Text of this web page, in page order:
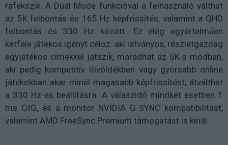
ráfekszik. A Dual Mode funkcióval a felhasználó válthat
az 5K felbontás és 165 Hz képfrissítés, valamint a QHD
felbontás és 330 Hz között. Ez elég egyértelműen
kétféle játékos igényt céloz: aki látványos, részletgazdag
egyjátékos címekkel játszik, maradhat az 5K-s módban,
aki pedig kompetitív lövöldékben vagy gyorsabb online
játékokban akar minél magasabb képfrissítést, átválthat
a 330 Hz-es beállításra. A válaszidő mindkét esetben 1
ms GtG, és a monitor NVIDIA G-SYNC kompatibilitást,
valamint AMD FreeSync Premium támogatást is kínál.